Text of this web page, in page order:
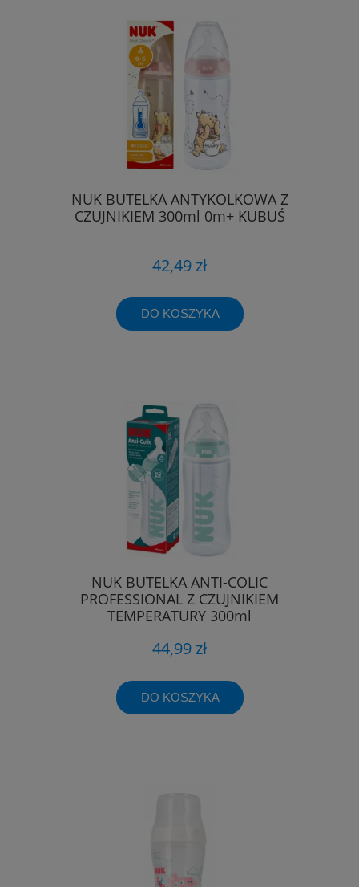
NUK BUTELKA ANTYKOLKOWA Z
CZUJNIKIEM 300ml 0m+ KUBUŚ
42,49 zł
DO KOSZYKA
NUK BUTELKA ANTI-COLIC
PROFESSIONAL Z CZUJNIKIEM
TEMPERATURY 300ml
44,99 zł
DO KOSZYKA